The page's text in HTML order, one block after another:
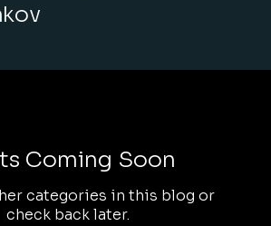
Coming Soon
categories in this blog or
check back later.